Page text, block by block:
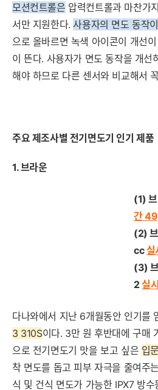
모션컨트롤은 압력컨트롤과 마찬가
서만 지원한다.사용자의 면도 동작
으로 올바르면 녹색 아이콘이 개선
이 뜬다. 사용자가 면도 동작을 개선
해야 하므로 다른 센서와 비교해서
주요 제조사별 전기면도기 인기제품
1. 브라운
(1)
간
(2)
cc
(3)
2실
다나와에서 지난 6개월동안 인기를
3 310S이다. 3만 원 후반대에 구매
으로 전기면도기 맛을 보고 싶은 입
착 면도를 돕고 피부 자극을 줄여주
식 및 건식 면도가 가능한 IPX7 방